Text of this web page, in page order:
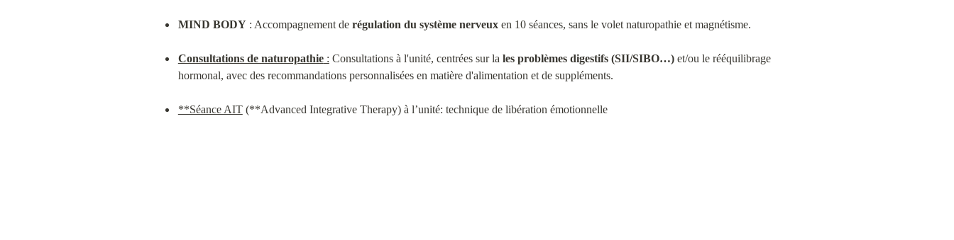
MIND BODY : Accompagnement de régulation du système nerveux en 10 séances, sans le volet naturopathie et magnétisme.
Consultations de naturopathie : Consultations à l'unité, centrées sur la les problèmes digestifs (SII/SIBO…) et/ou le rééquilibrage
hormonal, avec des recommandations personnalisées en matière d'alimentation et de suppléments.
**Séance AIT (**Advanced Integrative Therapy) à l’unité: technique de libération émotionnelle